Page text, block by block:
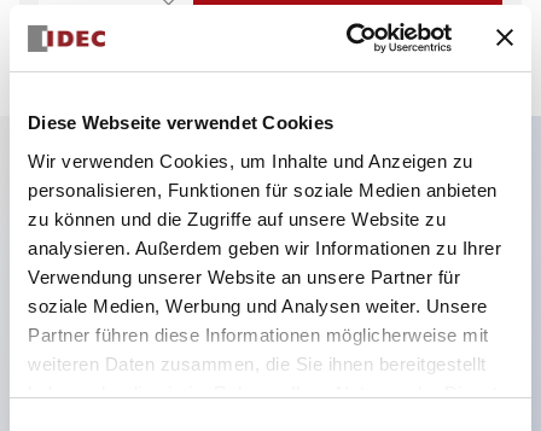
Diese Webseite verwendet Cookies
Wir verwenden Cookies, um Inhalte und Anzeigen zu
personalisieren, Funktionen für soziale Medien anbieten
zu können und die Zugriffe auf unsere Website zu
analysieren. Außerdem geben wir Informationen zu Ihrer
Verwendung unserer Website an unsere Partner für
soziale Medien, Werbung und Analysen weiter. Unsere
Partner führen diese Informationen möglicherweise mit
weiteren Daten zusammen, die Sie ihnen bereitgestellt
haben oder die sie im Rahmen Ihrer Nutzung der Dienste
Hauptmerkmale
Eine dichte Montage in Gruppen ist möglich, und
das An- und Abstecken der Kontakt-Einheit ist
auch bei der dichten Montage in Gruppen einfach
durchführbar.